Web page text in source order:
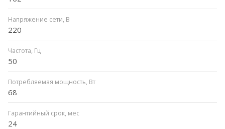
Напряжение сети, В
220
Частота, Гц
50
Потребляемая мощность, Вт
68
Гарантийный срок, мес
24